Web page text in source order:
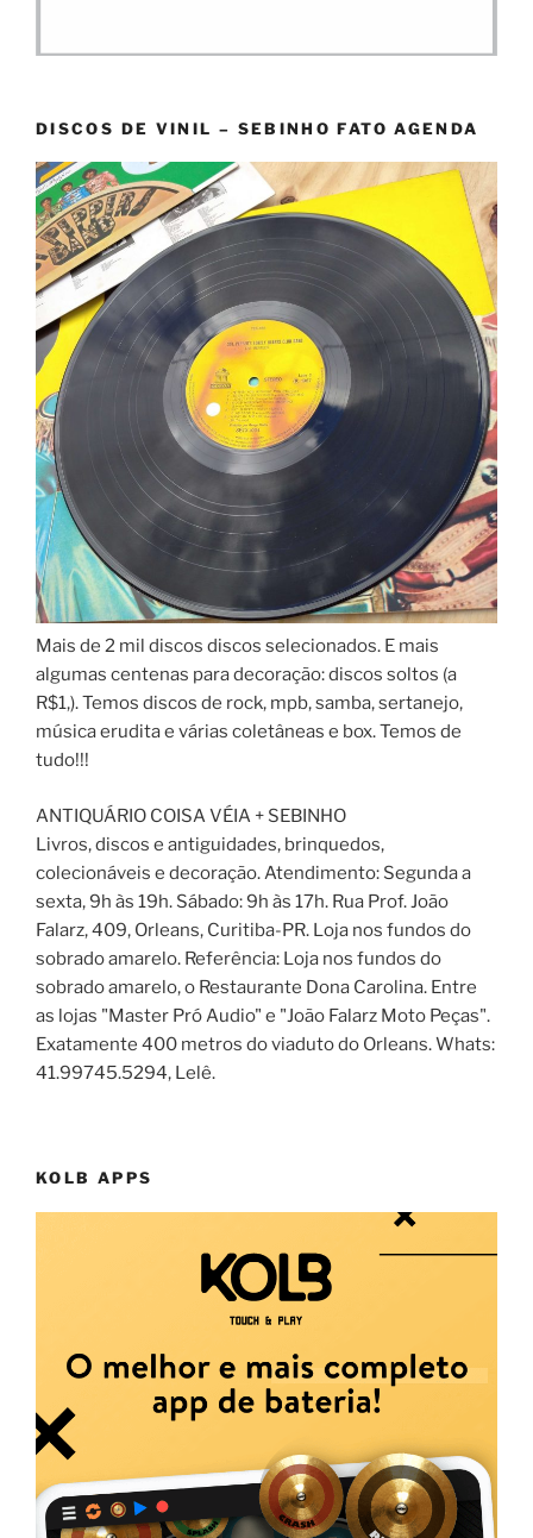
DISCOS DE VINIL – SEBINHO FATO AGENDA
Mais de 2 mil discos discos selecionados. E mais
algumas centenas para decoração: discos soltos (a
R$1,). Temos discos de rock, mpb, samba, sertanejo,
música erudita e várias coletâneas e box. Temos de
tudo!!!
ANTIQUÁRIO COISA VÉIA + SEBINHO
Livros, discos e antiguidades, brinquedos,
colecionáveis e decoração. Atendimento: Segunda a
sexta, 9h às 19h. Sábado: 9h às 17h. Rua Prof. João
Falarz, 409, Orleans, Curitiba-PR. Loja nos fundos do
sobrado amarelo. Referência: Loja nos fundos do
sobrado amarelo, o Restaurante Dona Carolina. Entre
as lojas "Master Pró Audio" e "João Falarz Moto Peças".
Exatamente 400 metros do viaduto do Orleans. Whats:
41.99745.5294, Lelê.
KOLB APPS